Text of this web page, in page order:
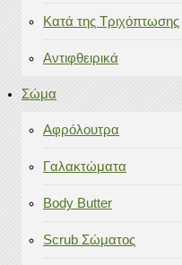
Κατά της Τριχόπτωσης
Αντιφθειρικά
Σώμα
Αφρόλουτρα
Γαλακτώματα
Body Butter
Scrub Σώματος